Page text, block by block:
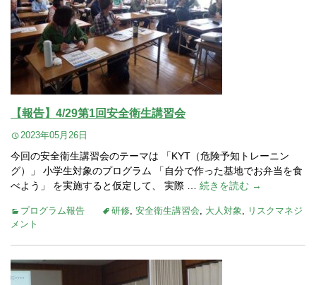
【報告】4/29第1回安全衛生講習会
2023年05月26日
今回の安全衛生講習会のテーマは 「KYT（危険予知トレーニン
グ）」 小学生対象のプログラム 「自分で作った基地でお弁当を食
べよう」 を実施すると仮定して、 実際 … 続きを読む →
プログラム報告 研修, 安全衛生講習会, 大人対象, リスクマネジ
メント